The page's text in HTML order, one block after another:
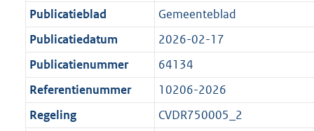
Publicatieblad
Gemeenteblad
Publicatiedatum
2026-02-17
Publicatienummer
64134
Referentienummer
10206-2026
Regeling
CVDR750005_2